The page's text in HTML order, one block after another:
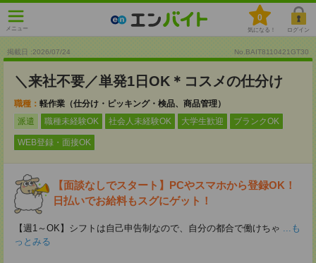
メニュー
0
気になる！ ログイン
掲載日 :2026/07/24 No.BAIT8110421GT30
＼来社不要／単発1日OK＊コスメの仕分け
職種： 軽作業（仕分け・ピッキング・検品、商品管理）
派遣
職種未経験OK 社会人未経験OK 大学生歓迎 ブランクOK
WEB登録・面接OK
【面談なしでスタート】PCやスマホから登録OK！
日払いでお給料もスグにゲット！
【週1～OK】シフトは自己申告制なので、自分の都合で働けちゃ ...も
っとみる